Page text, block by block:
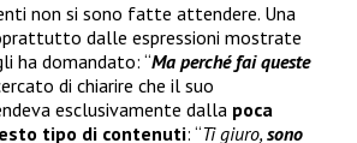
non si sono fatte attendere. Una
dalle espressioni mostrate
ha domandato: “Ma perché fai queste
di chiarire che il suo
esclusivamente dalla poca
tipo di contenuti: “Ti giuro, sono